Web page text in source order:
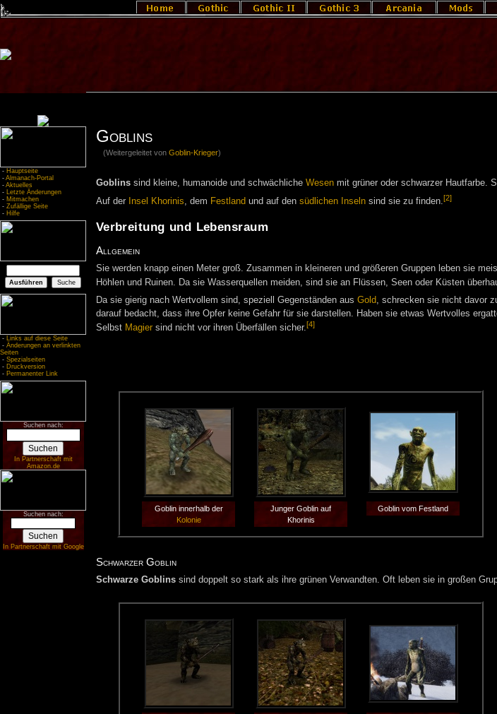
- Hauptseite
- Almanach-Portal
- Aktuelles
- Letzte Änderungen
- Mitmachen
- Zufällige Seite
- Hilfe
- Links auf diese Seite
- Änderungen an verlinkten
Seiten
- Spezialseiten
- Druckversion
- Permanenter Link
Suchen nach:
In Partnerschaft mit
Amazon.de
Suchen nach:
In Partnerschaft mit Google
Goblins
(Weitergeleitet vonGoblin-Krieger)
Goblinssind kleine, humanoide und schwächliche Wesenmit grüner oder schwarzer Hautfarbe.
Auf der Insel Khorinis, dem Festland und auf den südlichen Inselnsind sie zu finden.[2]
Verbreitung und Lebensraum
Allgemein
Sie werden knapp einen Meter groß. Zusammen in kleineren und größeren Gruppen leben sie
Höhlen und Ruinen. Da sie Wasserquellen meiden, sind sie an Flüssen, Seen oder Küsten
Da sie gierig nach Wertvollem sind, speziell Gegenständen aus Gold, schrecken sie nicht davor
darauf bedacht, dass ihre Opfer keine Gefahr für sie darstellen. Haben sie etwas Wertvolles
Selbst Magiersind nicht vor ihren Überfällen sicher.[4]
Goblin innerhalb der
Kolonie
Junger Goblin auf
Khorinis
Goblin vom Festland
Schwarzer Goblin
Schwarze Goblinssind doppelt so stark als ihre grünen Verwandten. Oft leben sie in großen